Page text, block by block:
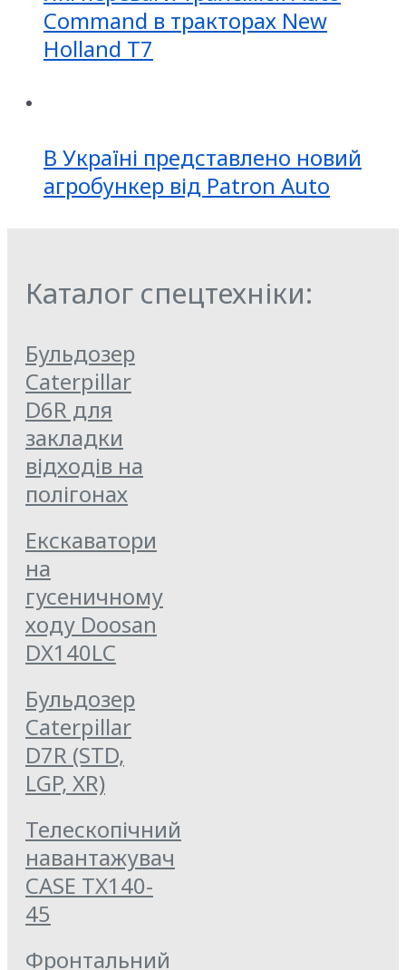
Command в тракторах New
Holland T7
В Україні представлено новий
агробункер від Patron Auto
Каталог спецтехніки:
Бульдозер
Caterpillar
D6R для
закладки
відходів на
полігонах
Екскаватори
на
гусеничному
ходу Doosan
DX140LC
Бульдозер
Caterpillar
D7R (STD,
LGP, XR)
Телескопічний
навантажувач
CASE TX140-
45
Фронтальний